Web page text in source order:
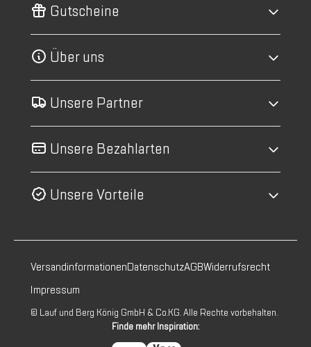
Gutscheine
Über uns
Unsere Partner
Unsere Bezahlarten
Unsere Vorteile
VersandinformationenDatenschutzAGBWiderrufsrecht
Impressum
© Lauf und Berg König GmbH & Co.KG. Alle Rechte vorbehalten.
Finde mehr Inspiration: